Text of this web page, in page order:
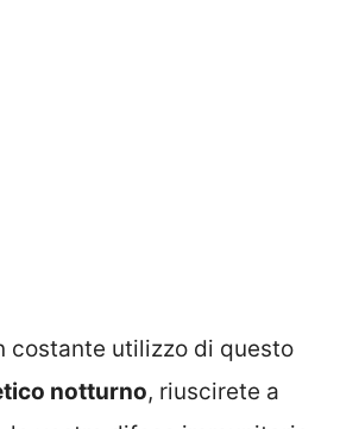
costante utilizzo di questo
notturno, riuscirete a